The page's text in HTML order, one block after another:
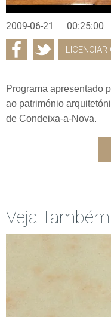
2009-06-21 00:25:00
LICENCIAR
Programa apresentado
ao património
de Condeixa-a-Nova.
Veja Também